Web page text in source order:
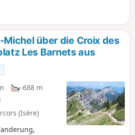
an den
perfekt
sich im Winter
und Langlauf.
Michel über die Croix des
Les Barnets aus
-688 m
(Isère)